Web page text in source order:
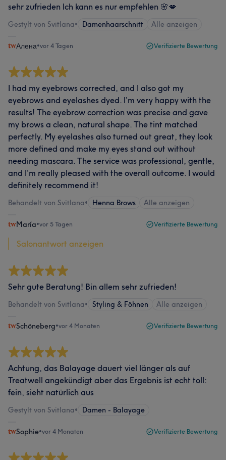
sehr zufrieden Ich kann es nur empfehlen 🌸💋
Gestylt von Svitlana• Damenhaarschnitt Alle anzeigen
Алена•vor 4 Tagen Verifizierte Bewertung
I had my eyebrows corrected, and I also got my
eyebrows and eyelashes dyed. I’m very happy with the
results! The eyebrow correction was precise and gave
my brows a clean, natural shape. The tint matched
perfectly. My eyelashes also turned out great, they look
more defined and make my eyes stand out without
needing mascara. The service was professional, gentle,
and I’m really pleased with the overall outcome. I would
definitely recommend it!
Behandelt von Svitlana• Henna Brows Alle anzeigen
María•vor 5 Tagen Verifizierte Bewertung
Salonantwort anzeigen
Sehr gute Beratung! Bin allem sehr zufrieden!
Behandelt von Svitlana• Styling & Föhnen Alle anzeigen
Schöneberg•vor 4 Monaten Verifizierte Bewertung
Achtung, das Balayage dauert viel länger als auf
Treatwell angekündigt aber das Ergebnis ist echt toll:
fein, sieht natürlich aus
Gestylt von Svitlana• Damen - Balayage
Sophie•vor 4 Monaten Verifizierte Bewertung